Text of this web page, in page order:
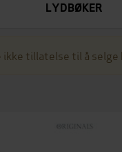
LYDBØKER
tillatelse til å selge